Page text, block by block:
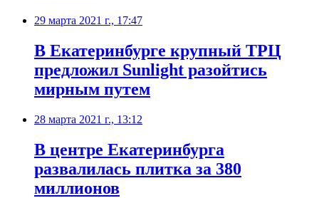
29 марта 2021 г., 17:47
​В Екатеринбурге крупный ТРЦ
предложил Sunlight разойтись
мирным путем
28 марта 2021 г., 13:12
​В центре Екатеринбурга
развалилась плитка за 380
миллионов